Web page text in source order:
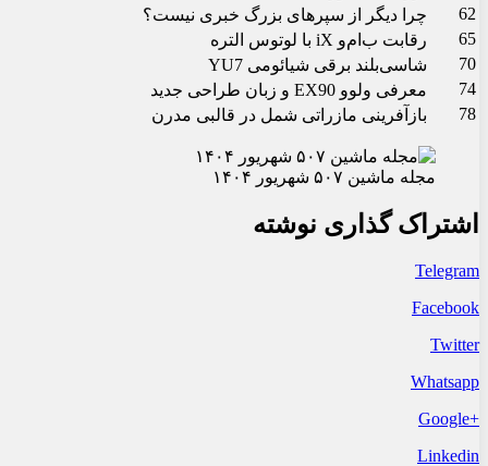
62
چرا دیگر از سپرهای بزرگ خبری نیست؟
65
رقابت ب‌ام‌و iX با لوتوس التره
70
شاسی‌بلند برقی شیائومی YU7
74
معرفی ولوو EX90 و زبان طراحی جدید
78
بازآفرینی مازراتی شمل در قالبی مدرن
مجله ماشین ۵۰۷ شهریور ۱۴۰۴
اشتراک گذاری نوشته
Telegram
Facebook
Twitter
Whatsapp
+Google
Linkedin